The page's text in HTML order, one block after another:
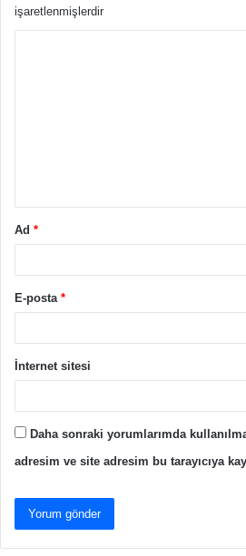
işaretlenmişlerdir
Ad *
E-posta *
İnternet sitesi
Daha sonraki yorumlarımda
adresim ve site adresim bu tarayıcıya